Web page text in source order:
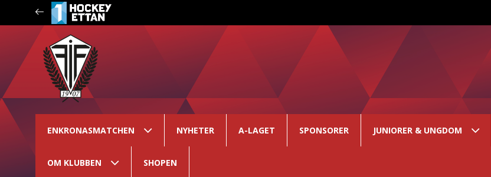
ENKRONASMATCHEN NYHETER A-LAGET SPONSORER JUNIORER & UNGDOM
OM KLUBBEN SHOPEN